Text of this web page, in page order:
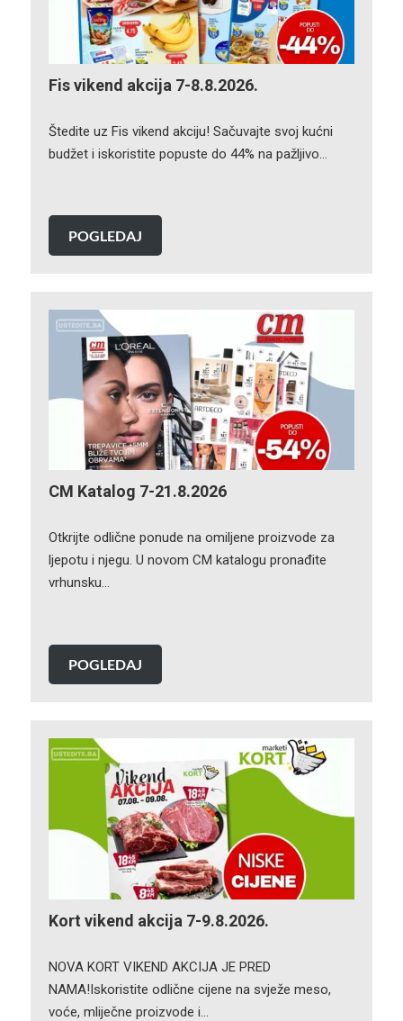
Fis vikend akcija 7-8.8.2026.
Štedite uz Fis vikend akciju! Sačuvajte svoj kućni
budžet i iskoristite popuste do 44% na pažljivo…
POGLEDAJ
CM Katalog 7-21.8.2026
Otkrijte odlične ponude na omiljene proizvode za
ljepotu i njegu. U novom CM katalogu pronađite
vrhunsku…
POGLEDAJ
Kort vikend akcija 7-9.8.2026.
NOVA KORT VIKEND AKCIJA JE PRED
NAMA!Iskoristite odlične cijene na svježe meso,
voće, mliječne proizvode i…